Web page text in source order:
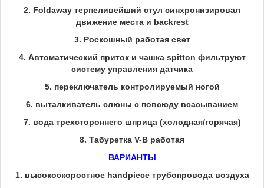
2. Foldaway терпеливейший стул синхронизировал
движение места и backrest
3. Роскошный работая свет
4. Автоматический приток и чашка spitton фильтруют
систему управления датчика
5. переключатель контролируемый ногой
6. выталкиватель слюны с повсюду всасыванием
7. вода трехстороннего шприца (холодная/горячая)
8. Табуретка V-B работая
ВАРИАНТЫ
1. высокоскоростное handpiece трубопровода воздуха